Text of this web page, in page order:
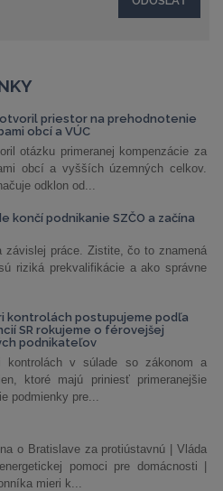
otvoril priestor na prehodnotenie
obcí a VÚC
otázku primeranej kompenzácie za
obcí a vyšších územných celkov.
odklon od...
končí podnikanie SZČO a začína
práce. Zistite, čo to znamená
riziká prekvalifikácie a ako správne
kontrolách postupujeme podľa
SR rokujeme o férovejšej
podnikateľov
kontrolách v súlade so zákonom a
ktoré majú priniesť primeranejšie
podmienky pre...
o Bratislave za protiústavnú | Vláda
pomoci pre domácnosti |
mieri k...